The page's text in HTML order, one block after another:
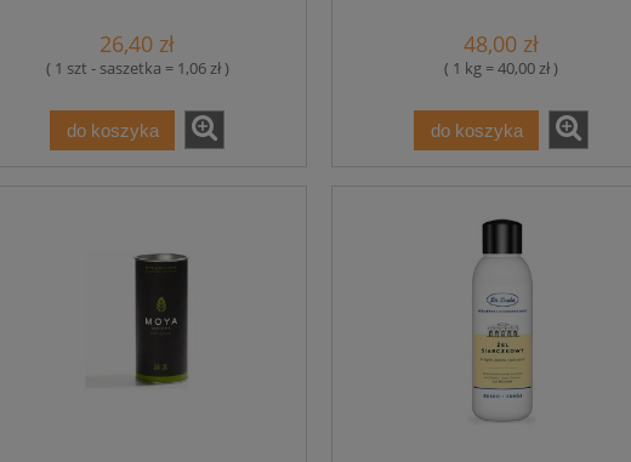
26,40 zł
( 1 szt - saszetka = 1,06 zł )
do koszyka
48,00 zł
( 1 kg = 40,00 zł )
do koszyka